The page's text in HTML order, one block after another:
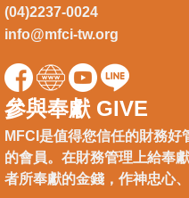
(04)2237-0024
info@mfci-tw.org
參與奉獻 GIVE
MFCI是值得您信任的財務
的會員。在財務管理上給奉
者所奉獻的金錢，作神忠心